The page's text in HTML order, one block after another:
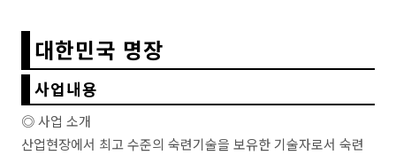
대한민국 명장
사업내용
◎ 사업 소개
산업현장에서 최고 수준의 숙련기술을 보유한 기술자로서 숙련